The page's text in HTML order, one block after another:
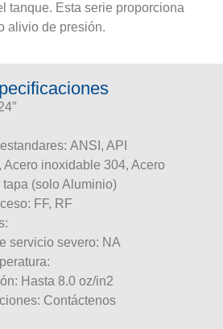
tanque. Esta serie proporciona
alivio de presión.
ANSI, API
Acero inoxidable 304, Acero
(solo Aluminio)
FF, RF
servicio severo: NA
Hasta 8.0 oz/in2
Contáctenos